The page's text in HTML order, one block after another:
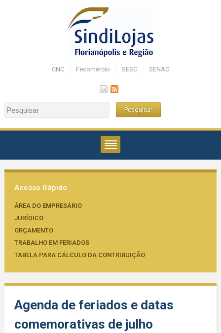
CNC Fecomércio SESC SENAC
Acesso Rápido
ÁREA DO EMPRESÁRIO
JURÍDICO
ORÇAMENTO
TRABALHO EM FERIADOS
TABELA PARA CÁLCULO DA CONTRIBUIÇÃO
Agenda de feriados e datas
comemorativas de julho